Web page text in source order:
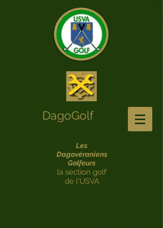
DagoGolf
Les
Dagovéraniens
Golfeurs
la section golf
de l'USVA